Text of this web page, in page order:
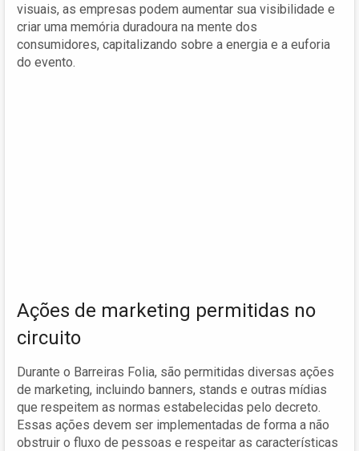
visuais, as empresas podem aumentar sua visibilidade e
criar uma memória duradoura na mente dos
consumidores, capitalizando sobre a energia e a euforia
do evento.
Ações de marketing permitidas no
circuito
Durante o Barreiras Folia, são permitidas diversas ações
de marketing, incluindo banners, stands e outras mídias
que respeitem as normas estabelecidas pelo decreto.
Essas ações devem ser implementadas de forma a não
obstruir o fluxo de pessoas e respeitar as características